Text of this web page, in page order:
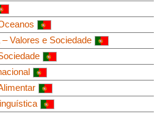
Valores e Sociedade